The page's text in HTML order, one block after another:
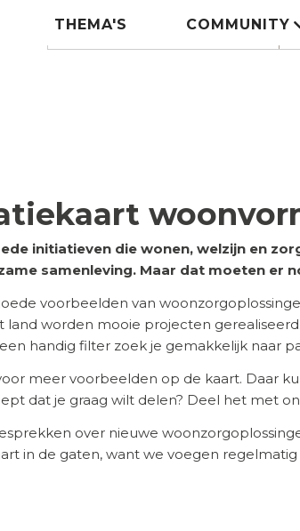
Zoeken
THEMA'S COMMUNITY
initiatieven die wonen, welzijn en
samenleving. Maar dat moeten er
voorbeelden van
land worden mooie projecten
handig filter zoek je gemakkelijk naar
meer voorbeelden op de kaart. Daar
dat je graag wilt delen? Deel het met
over nieuwe
in de gaten, want we voegen